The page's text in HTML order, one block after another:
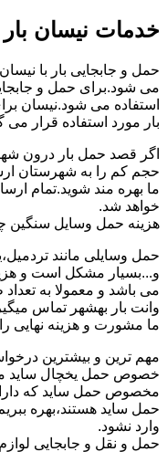
خدمات نیسان بار
حمل و جابجایی بار با
استفاده می شود.نیسان
بار مورد استفاده قرار می
اگر قصد حمل بار درون
حجم کم را به شهرستان
ما بهره مند شوید.تمام
خواهد شد.
هزینه حمل وسایل سنگین
حمل وسایلی مانند
و...بسیار مشکل است و
می باشد و معمولا به
وانت بار بهشهر تماس
ما مشورت و هزینه نهایی را
مهم ترین و بیشترین
خصوص حمل یخچال ساید می
مخصوص حمل ساید که
حمل ساید هستند،بهره
وارد نشود.
حمل و نقل و جابجایی لوازم